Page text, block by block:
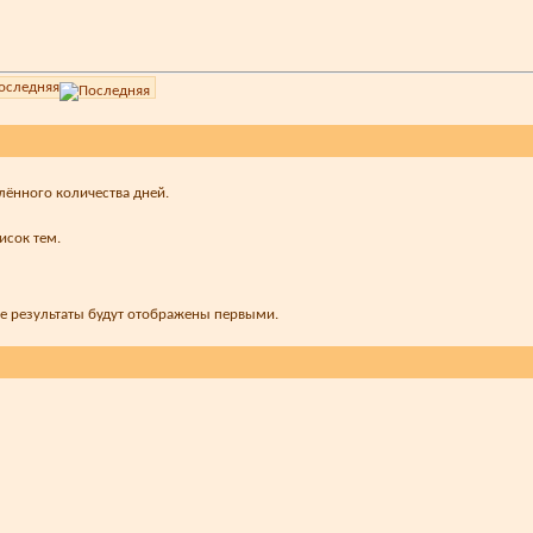
количества дней.
тем.
результаты будут отображены первыми.